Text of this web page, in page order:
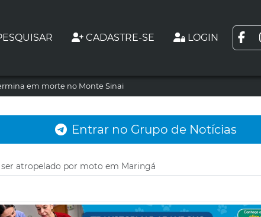
CADASTRE-SE LOGIN
em morte no Monte Sinai
Entrar no Grupo de Notícias
atropelado por moto em Maringá